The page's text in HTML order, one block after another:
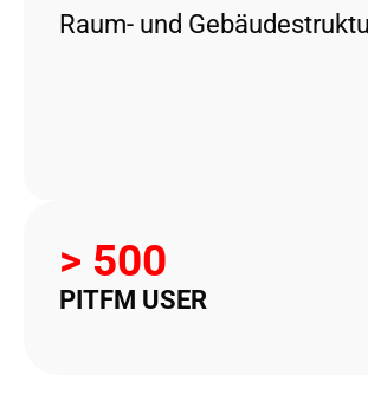
Raum- und
PITFM USER
> 500